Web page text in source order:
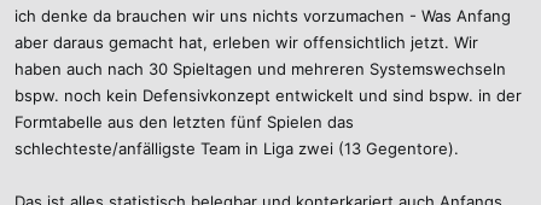
ich denke da brauchen wir uns nichts vorzumachen - Was Anfang
aber daraus gemacht hat, erleben wir offensichtlich jetzt. Wir
haben auch nach 30 Spieltagen und mehreren Systemswechseln
bspw. noch kein Defensivkonzept entwickelt und sind bspw. in der
Formtabelle aus den letzten fünf Spielen das
schlechteste/anfälligste Team in Liga zwei (13 Gegentore).
Das ist alles statistisch belegbar und konterkariert auch Anfangs